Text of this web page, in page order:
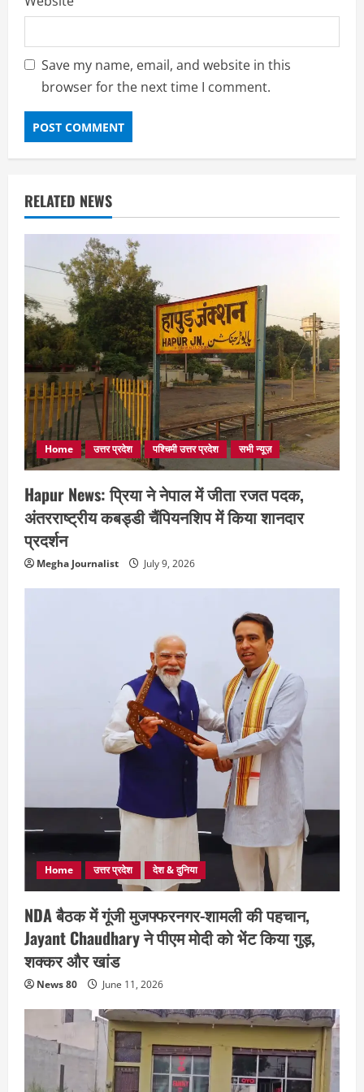
Save my name, email, and website in this
browser for the next time I comment.
RELATED NEWS
Home उत्तर प्रदेश पश्चिमी उत्तर प्रदेश सभी न्यूज़
Hapur News: प्रिया ने नेपाल में जीता रजत पदक,
अंतरराष्ट्रीय कबड्डी चैंपियनशिप में किया शानदार
प्रदर्शन
Megha Journalist July 9, 2026
Home उत्तर प्रदेश देश & दुनिया
NDA बैठक में गूंजी मुजफ्फरनगर-शामली की पहचान,
Jayant Chaudhary ने पीएम मोदी को भेंट किया गुड़,
शक्कर और खांड
News 80 June 11, 2026